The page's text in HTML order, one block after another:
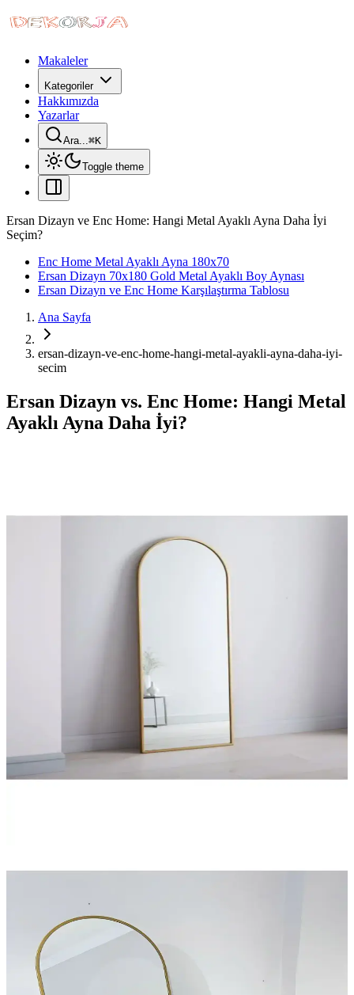
Makaleler
Kategoriler
Hakkımızda
Yazarlar
Ara...⌘K
Toggle theme
Ersan Dizayn ve Enc Home: Hangi Metal Ayaklı Ayna Daha İyi
Seçim?
Enc Home Metal Ayaklı Ayna 180x70
Ersan Dizayn 70x180 Gold Metal Ayaklı Boy Aynası
Ersan Dizayn ve Enc Home Karşılaştırma Tablosu
Ana Sayfa
ersan-dizayn-ve-enc-home-hangi-metal-ayakli-ayna-daha-iyi-
secim
Ersan Dizayn vs. Enc Home: Hangi Metal
Ayaklı Ayna Daha İyi?